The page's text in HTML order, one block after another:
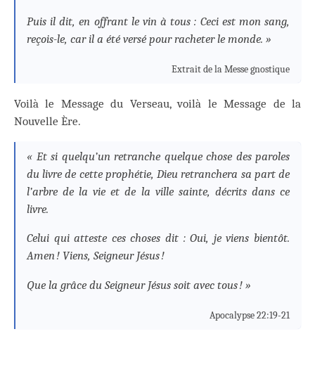
Puis il dit, en offrant le vin à tous : Ceci est mon sang,
reçois-le, car il a été versé pour racheter le monde. »
Extrait de la Messe gnostique
Voilà le Message du Verseau, voilà le Message de la
Nouvelle Ère.
« Et si quelqu’un retranche quelque chose des paroles
du livre de cette prophétie, Dieu retranchera sa part de
l’arbre de la vie et de la ville sainte, décrits dans ce
livre.
Celui qui atteste ces choses dit : Oui, je viens bientôt.
Amen ! Viens, Seigneur Jésus !
Que la grâce du Seigneur Jésus soit avec tous ! »
Apocalypse 22:19-21